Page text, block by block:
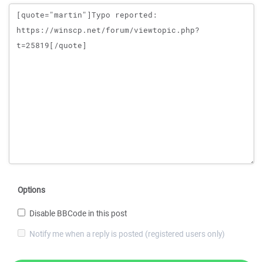
Message
Options
Disable BBCode in this post
Notify me when a reply is posted (registered users only)